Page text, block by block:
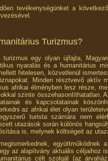
tevékenységünket a
Turizmus?
turizmus egy olyan újfajta,
nyaralás és a humanitárius
hitelesen, közvetlenül
Minden résztvevő aktív
afrikai élményben lesz része,
szinte összehasonlíthatatlan.
és kapcsolatainak
az afrikai élet olyan
turista számára nem
utazások során különös
is, melynek költségeit az
együttműködnek
az alapítvány aktuális céljaihoz
célt szolgál (az